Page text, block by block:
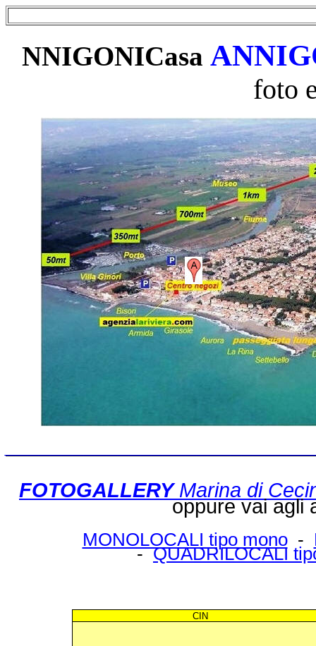
NNIGONICasa
foto
FOTOGALLERYMarina di
oppure vai agli
MONOLOCALI tipo mono-
-QUADRILOCALI
CIN